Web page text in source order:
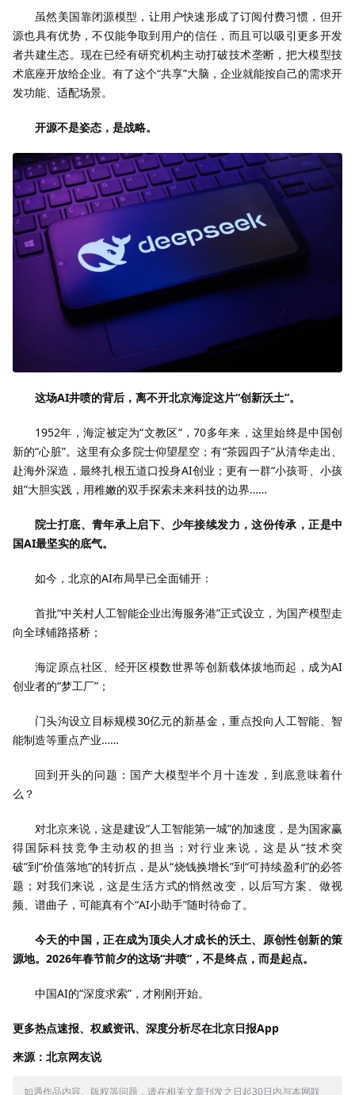
虽然美国靠闭源模型，让用户快速形成了订阅付费习惯，但开
源也具有优势，不仅能争取到用户的信任，而且可以吸引更多开发
者共建生态。现在已经有研究机构主动打破技术垄断，把大模型技
术底座开放给企业。有了这个“共享”大脑，企业就能按自己的需求开
发功能、适配场景。
开源不是姿态，是战略。
这场AI井喷的背后，离不开北京海淀这片“创新沃土”。
1952年，海淀被定为“文教区”，70多年来，这里始终是中国创
新的“心脏”。这里有众多院士仰望星空；有“茶园四子”从清华走出、
赴海外深造，最终扎根五道口投身AI创业；更有一群“小孩哥、小孩
姐”大胆实践，用稚嫩的双手探索未来科技的边界……
院士打底、青年承上启下、少年接续发力，这份传承，正是中
国AI最坚实的底气。
如今，北京的AI布局早已全面铺开：
首批“中关村人工智能企业出海服务港”正式设立，为国产模型走
向全球铺路搭桥；
海淀原点社区、经开区模数世界等创新载体拔地而起，成为AI
创业者的“梦工厂”；
门头沟设立目标规模30亿元的新基金，重点投向人工智能、智
能制造等重点产业……
回到开头的问题：国产大模型半个月十连发，到底意味着什
么？
对北京来说，这是建设“人工智能第一城”的加速度，是为国家赢
得国际科技竞争主动权的担当；对行业来说，这是从“技术突
破”到“价值落地”的转折点，是从“烧钱换增长”到“可持续盈利”的必答
题；对我们来说，这是生活方式的悄然改变，以后写方案、做视
频、谱曲子，可能真有个“AI小助手”随时待命了。
今天的中国，正在成为顶尖人才成长的沃土、原创性创新的策
源地。2026年春节前夕的这场“井喷”，不是终点，而是起点。
中国AI的“深度求索”，才刚刚开始。
更多热点速报、权威资讯、深度分析尽在北京日报App
来源：北京网友说
如遇作品内容、版权等问题，请在相关文章刊发之日起30日内与本网联